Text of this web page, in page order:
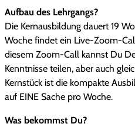
2
6
-
D
u
w
s
Aufbau des Lehrgangs?
Die Kernausbildung dauert 19
Woche findet ein Live-Zoom-
diesem Zoom-Call kannst Du
Kenntnisse teilen, aber auch
Kernstück ist die kompakte
auf EINE Sache pro Woche.
Was bekommst Du?